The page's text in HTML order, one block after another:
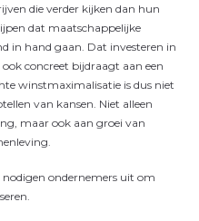
die verder kijken dan hun
dat maatschappelijke
in hand gaan. Dat investeren in
concreet bijdraagt aan een
winstmaximalisatie is dus niet
van kansen. Niet alleen
maar ook aan groei van
ondernemers uit om